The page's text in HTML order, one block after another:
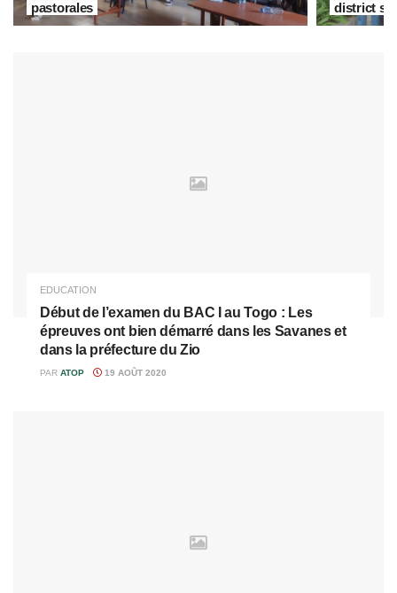
pastorales
district
EDUCATION
Début de l’examen du BAC I au Togo : Les
épreuves ont bien démarré dans les Savanes et
dans la préfecture du Zio
PAR ATOP 19 AOÛT 2020